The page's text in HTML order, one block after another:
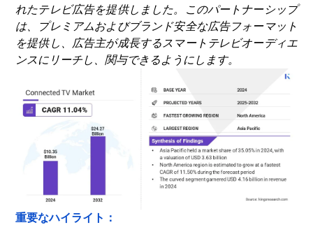
れたテレビ広告を提供しました。このパートナーシップ
は、プレミアムおよびブランド安全な広告フォーマット
を提供し、広告主が成長するスマートテレビオーディエ
ンスにリーチし、関与できるようにします。
重要なハイライト：